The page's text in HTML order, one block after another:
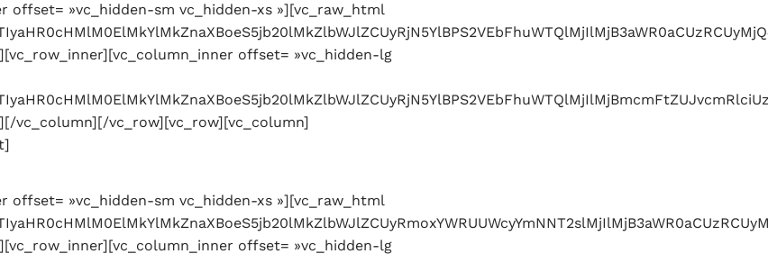
»vc_hidden-sm vc_hidden-xs »][vc_raw_html
offset= »vc_hidden-lg
vc_column][/vc_row][vc_row][vc_column]
»vc_hidden-sm vc_hidden-xs »][vc_raw_html
offset= »vc_hidden-lg